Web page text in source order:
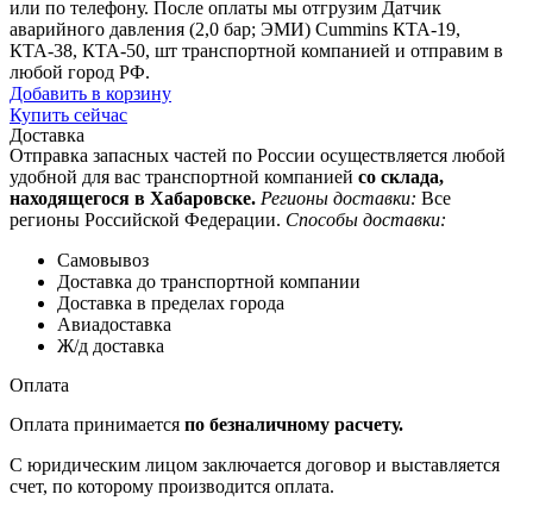
или по телефону. После оплаты мы отгрузим Датчик
аварийного давления (2,0 бар; ЭМИ) Cummins КТА-19,
КТА-38, КТА-50, шт транспортной компанией и отправим в
любой город РФ.
Добавить в корзину
Купить сейчас
Доставка
Отправка запасных частей по России осуществляется любой
удобной для вас транспортной компанией со склада,
находящегося в Хабаровске. Регионы доставки: Все
регионы Российской Федерации. Способы доставки:
Самовывоз
Доставка до транспортной компании
Доставка в пределах города
Авиадоставка
Ж/д доставка
Оплата
Оплата принимается по безналичному расчету.
С юридическим лицом заключается договор и выставляется
счет, по которому производится оплата.